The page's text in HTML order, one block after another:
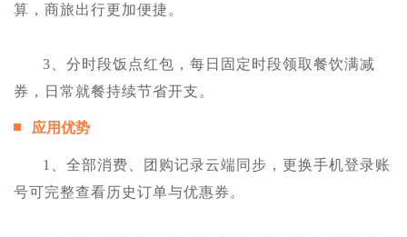
算，商旅出行更加便捷。
3、分时段饭点红包，每日固定时段领取餐饮满减
券，日常就餐持续节省开支。
应用优势
1、全部消费、团购记录云端同步，更换手机登录账
号可完整查看历史订单与优惠券。